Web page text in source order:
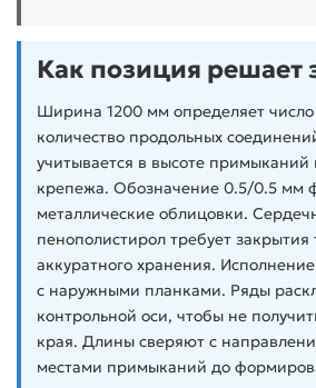
Как позиция решает
Ширина 1200 мм определяет
количество продольных
учитывается в высоте
крепежа. Обозначение 0.5/0.5 мм
металлические облицовки.
пенополистирол требует закрытия
аккуратного хранения.
с наружными планками. Ряды
контрольной оси, чтобы не
края. Длины сверяют с
местами примыканий до